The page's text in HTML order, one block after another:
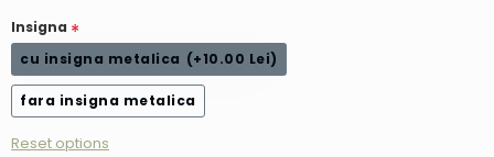
Insigna
cu insigna metalica (+10.00 Lei)
fara insigna metalica
Reset options